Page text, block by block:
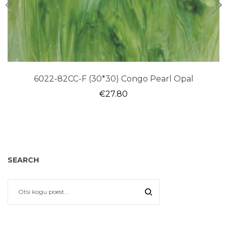
6022-82CC-F (30*30) Congo Pearl Opal
€27.80
SEARCH